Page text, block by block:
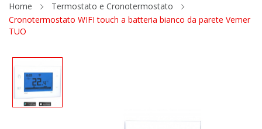
Home
Termostato e Cronotermostato
Cronotermostato WIFI touch a batteria bianco da parete Vemer
TUO